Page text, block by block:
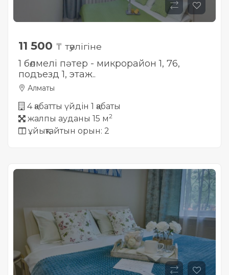
11 500 ₸ тәулігіне
1 бөлмелі пәтер - микрорайон 1, 76,
подъезд 1, этаж..
Алматы
4 қабатты үйдін 1 қабаты
жалпы ауданы 15 м2
ұйықтайтын орын: 2